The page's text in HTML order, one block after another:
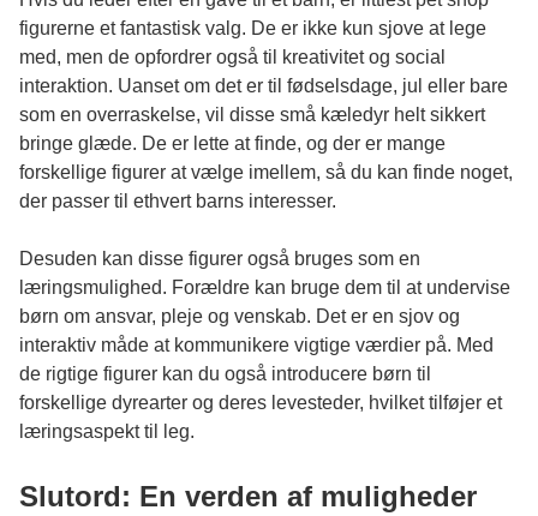
figurerne et fantastisk valg. De er ikke kun sjove at lege
med, men de opfordrer også til kreativitet og social
interaktion. Uanset om det er til fødselsdage, jul eller bare
som en overraskelse, vil disse små kæledyr helt sikkert
bringe glæde. De er lette at finde, og der er mange
forskellige figurer at vælge imellem, så du kan finde noget,
der passer til ethvert barns interesser.
Desuden kan disse figurer også bruges som en
læringsmulighed. Forældre kan bruge dem til at undervise
børn om ansvar, pleje og venskab. Det er en sjov og
interaktiv måde at kommunikere vigtige værdier på. Med
de rigtige figurer kan du også introducere børn til
forskellige dyrearter og deres levesteder, hvilket tilføjer et
læringsaspekt til leg.
Slutord: En verden af muligheder